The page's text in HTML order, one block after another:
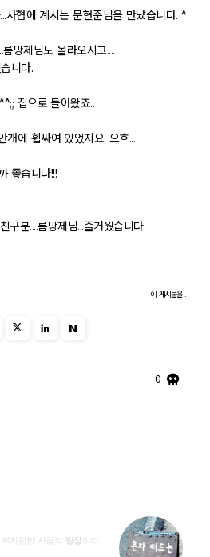
사협에 계시는 문현준님을 만났습니다. ^
망제님도 올라오시고....
니다.
집으로 돌아왔죠..
개에 휩싸여 있었지요. 으흐...
좋습니다!!!
구분....롬망제님...즐거웠습니다.
이 게시물을..
N
0
지런한 사람의 일상이라